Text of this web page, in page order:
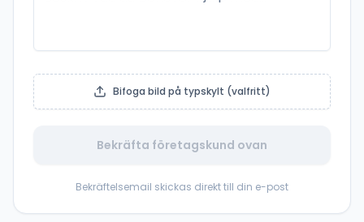
Bifoga bild på typskylt (valfritt)
Bekräfta företagskund ovan
Bekräftelsemail skickas direkt till din e-post